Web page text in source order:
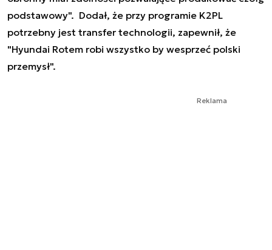
podstawowy". Dodał, że przy programie K2PL
potrzebny jest transfer technologii, zapewnił, że
"Hyundai Rotem robi wszystko by wesprzeć polski
przemysł".
Reklama